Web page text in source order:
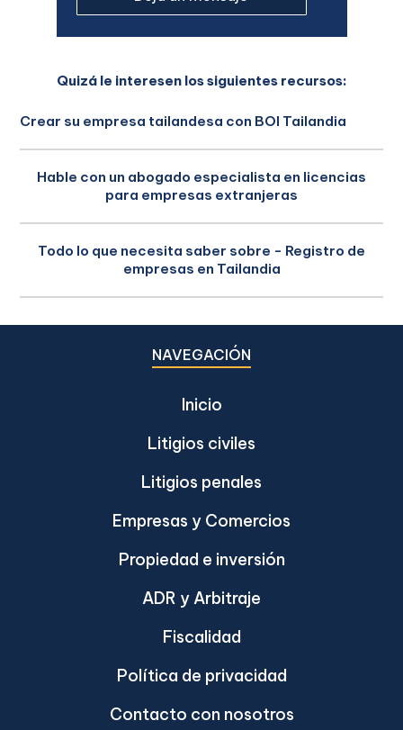
Quizá le interesen los siguientes recursos:
Crear su empresa tailandesa con BOI Tailandia
Hable con un abogado especialista en licencias
para empresas extranjeras
Todo lo que necesita saber sobre - Registro de
empresas en Tailandia
NAVEGACIÓN
Inicio
Litigios civiles
Litigios penales
Empresas y Comercios
Propiedad e inversión
ADR y Arbitraje
Fiscalidad
Política de privacidad
Contacto con nosotros